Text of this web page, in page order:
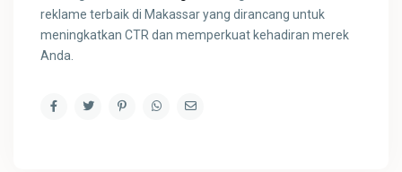
reklame terbaik di Makassar yang dirancang untuk
meningkatkan CTR dan memperkuat kehadiran merek
Anda.